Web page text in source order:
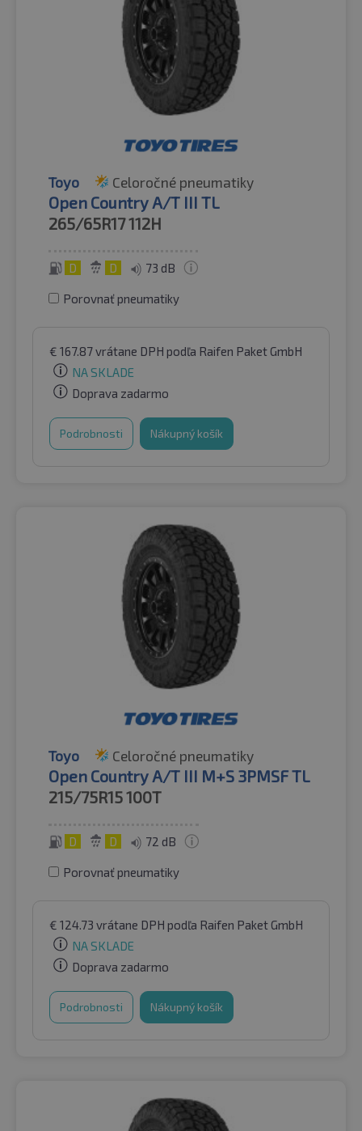
Toyo Celoročné pneumatiky
Open Country A/T III TL
265/65R17112H
D D 73 dB
Porovnať pneumatiky
€ 167.87vrátane DPH podľa Raifen Paket GmbH
NA SKLADE
Doprava zadarmo
Podrobnosti Nákupný košík
Toyo Celoročné pneumatiky
Open Country A/T III M+S 3PMSF TL
215/75R15100T
D D 72 dB
Porovnať pneumatiky
€ 124.73 vrátane DPH podľa Raifen Paket GmbH
NA SKLADE
Doprava zadarmo
Podrobnosti Nákupný košík